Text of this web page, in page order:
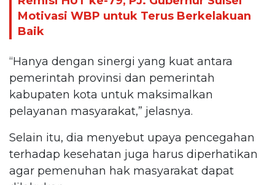
Motivasi WBP untuk Terus Berkelakuan
Baik
“Hanya dengan sinergi yang kuat antara
pemerintah provinsi dan pemerintah
kabupaten kota untuk maksimalkan
pelayanan masyarakat,” jelasnya.
Selain itu, dia menyebut upaya pencegahan
terhadap kesehatan juga harus diperhatikan
agar pemenuhan hak masyarakat dapat